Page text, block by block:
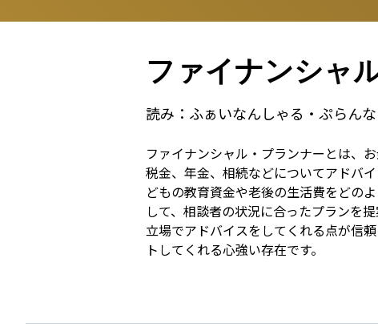
ファイナンシャ
読み： ふぁいなんしゃる・ぷらんな
ファイナンシャル・プランナーとは、
税金、年金、相続などについてアドバ
どもの教育資金や老後の生活費をどの
して、相談者の状況に合ったプランを
立場でアドバイスをしてくれる点が信
トしてくれる心強い存在です。